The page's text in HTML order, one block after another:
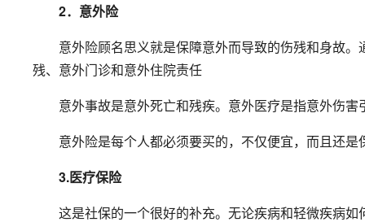
2．意外险
意外险顾名思义就是保障意外而导致的伤残和身故。
残、意外门诊和意外住院责任
意外事故是意外死亡和残疾。意外医疗是指意外伤害
意外险是每个人都必须要买的，不仅便宜，而且还是
3.医疗保险
这是社保的一个很好的补充。无论疾病和轻微疾病如